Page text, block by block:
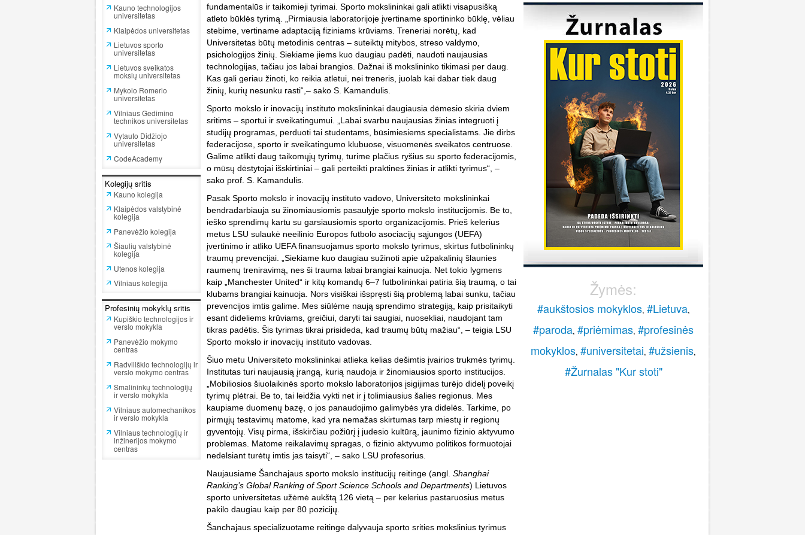
Kauno technologijos
universitetas
Klaipėdos universitetas
Lietuvos sporto
universitetas
Lietuvos sveikatos
mokslų universitetas
Mykolo Romerio
universitetas
Vilniaus Gedimino
technikos universitetas
Vytauto Didžiojo
universitetas
CodeAcademy
Kolegijų sritis
Kauno kolegija
Klaipėdos valstybinė
kolegija
Panevėžio kolegija
Šiaulių valstybinė
kolegija
Utenos kolegija
Vilniaus kolegija
Profesinių mokyklų sritis
Kupiškio technologijos ir
verslo mokykla
Panevėžio mokymo
centras
Radviliškio technologijų ir
verslo mokymo centras
Smalininkų technologijų
ir verslo mokykla
Vilniaus automechanikos
ir verslo mokykla
Vilniaus technologijų ir
inžinerijos mokymo
centras
fundamentalūs ir taikomieji tyrimai. Sporto mokslininkai gali atlikti visapusišką
atleto būklės tyrimą. „Pirmiausia laboratorijoje įvertiname sportininko būklę, vėliau
stebime, vertiname adaptaciją fiziniams krūviams. Treneriai norėtų, kad
Universitetas būtų metodinis centras – suteiktų mitybos, streso valdymo,
psichologijos žinių. Siekiame jiems kuo daugiau padėti, naudoti naujausias
technologijas, tačiau jos labai brangios. Dažnai iš mokslininko tikimasi per daug.
Kas gali geriau žinoti, ko reikia atletui, nei treneris, juolab kai dabar tiek daug
žinių, kurių nesunku rasti“,– sako S. Kamandulis.
Sporto mokslo ir inovacijų instituto mokslininkai daugiausia dėmesio skiria dviem
sritims – sportui ir sveikatingumui. „Labai svarbu naujausias žinias integruoti į
studijų programas, perduoti tai studentams, būsimiesiems specialistams. Jie dirbs
federacijose, sporto ir sveikatingumo klubuose, visuomenės sveikatos centruose.
Galime atlikti daug taikomųjų tyrimų, turime plačius ryšius su sporto federacijomis,
o mūsų dėstytojai išskirtiniai – gali perteikti praktines žinias ir atlikti tyrimus“, –
sako prof. S. Kamandulis.
Pasak Sporto mokslo ir inovacijų instituto vadovo, Universiteto mokslininkai
bendradarbiauja su žinomiausiomis pasaulyje sporto mokslo institucijomis. Be to,
ieško sprendimų kartu su garsiausiomis sporto organizacijomis. Prieš kelerius
metus LSU sulaukė neeilinio Europos futbolo asociacijų sąjungos (UEFA)
įvertinimo ir atliko UEFA finansuojamus sporto mokslo tyrimus, skirtus futbolininkų
traumų prevencijai. „Siekiame kuo daugiau sužinoti apie užpakalinių šlaunies
raumenų treniravimą, nes ši trauma labai brangiai kainuoja. Net tokio lygmens
kaip „Manchester United“ ir kitų komandų 6–7 futbolininkai patiria šią traumą, o tai
klubams brangiai kainuoja. Nors visiškai išspręsti šią problemą labai sunku, tačiau
prevencijos imtis galime. Mes siūlėme naują sprendimo strategiją, kaip prisitaikyti
esant dideliems krūviams, greičiui, daryti tai saugiai, nuosekliai, naudojant tam
tikras padėtis. Šis tyrimas tikrai prisideda, kad traumų būtų mažiau“, – teigia LSU
Sporto mokslo ir inovacijų instituto vadovas.
Šiuo metu Universiteto mokslininkai atlieka kelias dešimtis įvairios trukmės tyrimų.
Institutas turi naujausią įrangą, kurią naudoja ir žinomiausios sporto institucijos.
„Mobiliosios šiuolaikinės sporto mokslo laboratorijos įsigijimas turėjo didelį poveikį
tyrimų plėtrai. Be to, tai leidžia vykti net ir į tolimiausius šalies regionus. Mes
kaupiame duomenų bazę, o jos panaudojimo galimybės yra didelės. Tarkime, po
pirmųjų testavimų matome, kad yra nemažas skirtumas tarp miestų ir regionų
gyventojų. Visų pirma, išskirčiau požiūrį į judesio kultūrą, jaunimo fizinio aktyvumo
problemas. Matome reikalavimų spragas, o fizinio aktyvumo politikos formuotojai
nedelsiant turėtų imtis jas taisyti“, – sako LSU profesorius.
Naujausiame Šanchajaus sporto mokslo institucijų reitinge (angl. Shanghai
Ranking’s Global Ranking of Sport Science Schools and Departments) Lietuvos
sporto universitetas užėmė aukštą 126 vietą – per kelerius pastaruosius metus
pakilo daugiau kaip per 80 pozicijų.
Šanchajaus specializuotame reitinge dalyvauja sporto srities mokslinius tyrimus
...
Laba diena, dėkojame už laišką. Dėl
individualaus studijų plano kreipkitės į
fakulteto, kuriame studijuojate, studijų skyrių.
Kontaktus galite rasti čia:
https://www.vu.lt/studentams/paslaugos-
studentams/akademinis-konsultavimas.
Konsultuoja Pasieniečių mokykla
Sveiki, norėjau pasiklaust jeigu turi anglų ir
lietuvių valstybinį, turi B kategorija, bet gal šiek
tiek fiziškai silpnesnis esi tinkamas tarnybai? Ar
ta prasme fizo įskaita yra pagrindinis dalykas
įstoti į pasieniečių mokyklą?
Konsultuoja Lietuvos policijos mokykla
Sveiki, paskambinkite 070060076.
Žymės:
#aukštosios mokyklos, #Lietuva,
#paroda, #priėmimas, #profesinės
mokyklos, #universitetai, #užsienis,
#Žurnalas "Kur stoti"